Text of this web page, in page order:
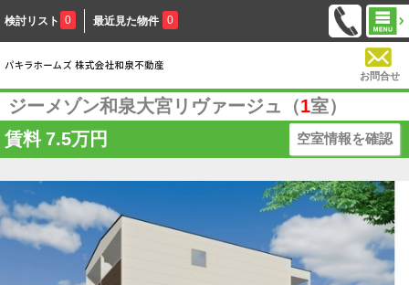
検討リスト 0 最近見た物件 0
お問合せ
ジーメゾン和泉大宮リヴァージュ（1室）
賃料 7.5万円 空室情報を確認